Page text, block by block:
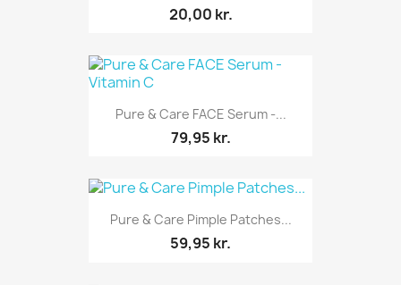
20,00 kr.
Pure & Care FACE Serum -...
79,95 kr.
Pure & Care Pimple Patches...
59,95 kr.